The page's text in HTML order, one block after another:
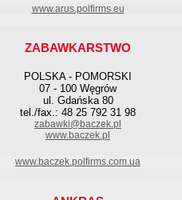
www.arus.polfirms.eu
ZABAWKARSTWO
POLSKA - POMORSKI
07 - 100 Węgrów
ul. Gdańska 80
tel./fax.: 48 25 792 31 98
zabawki@baczek.pl
www.baczek.pl
www.baczek.polfirms.com.ua